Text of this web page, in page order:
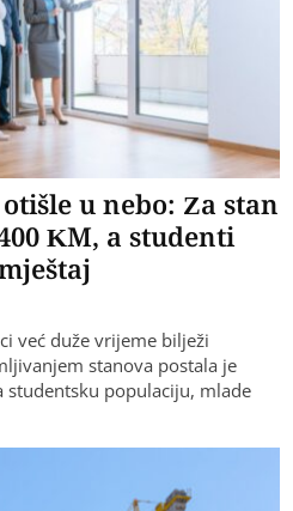
u nebo: Za stan
KM, a studenti
već duže vrijeme bilježi
stanova postala je
studentsku populaciju, mlade